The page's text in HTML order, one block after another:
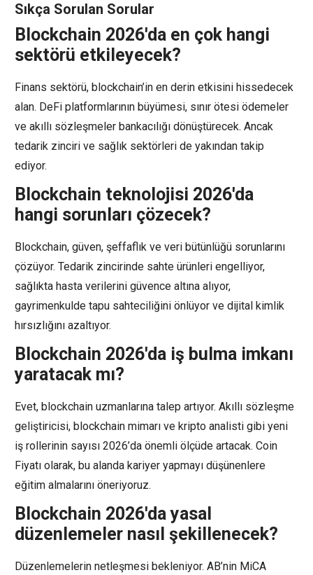
Sıkça Sorulan Sorular
Blockchain 2026'da en çok hangi
sektörü etkileyecek?
Finans sektörü, blockchain’in en derin etkisini hissedecek
alan. DeFi platformlarının büyümesi, sınır ötesi ödemeler
ve akıllı sözleşmeler bankacılığı dönüştürecek. Ancak
tedarik zinciri ve sağlık sektörleri de yakından takip
ediyor.
Blockchain teknolojisi 2026'da
hangi sorunları çözecek?
Blockchain, güven, şeffaflık ve veri bütünlüğü sorunlarını
çözüyor. Tedarik zincirinde sahte ürünleri engelliyor,
sağlıkta hasta verilerini güvence altına alıyor,
gayrimenkulde tapu sahteciliğini önlüyor ve dijital kimlik
hırsızlığını azaltıyor.
Blockchain 2026'da iş bulma imkanı
yaratacak mı?
Evet, blockchain uzmanlarına talep artıyor. Akıllı sözleşme
geliştiricisi, blockchain mimarı ve kripto analisti gibi yeni
iş rollerinin sayısı 2026’da önemli ölçüde artacak. Coin
Fiyatı olarak, bu alanda kariyer yapmayı düşünenlere
eğitim almalarını öneriyoruz.
Blockchain 2026'da yasal
düzenlemeler nasıl şekillenecek?
Düzenlemelerin netleşmesi bekleniyor. AB’nin MiCA